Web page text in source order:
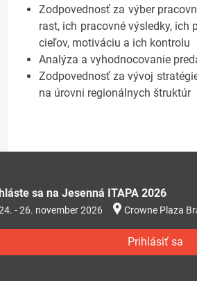
Zodpovednosť za výber
rast, ich pracovné výsledky, ich
cieľov, motiváciu a ich kontrolu
Analýza a vyhodnocovanie
Zodpovednosť za vývoj
na úrovni regionálnych štruktúr
sa na Jesenná ITAPA 2026
- 26. november 2026 Crowne Plaza
Prihlásiť sa